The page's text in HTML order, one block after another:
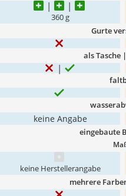
360 g
Gurte
als Tasche
keine Angabe
eingebaute
keine Herstellerangabe
mehrere